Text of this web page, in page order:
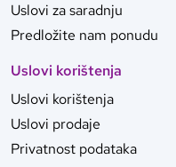
Uslovi za saradnju
Predložite nam ponudu
Uslovi korištenja
Uslovi korištenja
Uslovi prodaje
Privatnost podataka